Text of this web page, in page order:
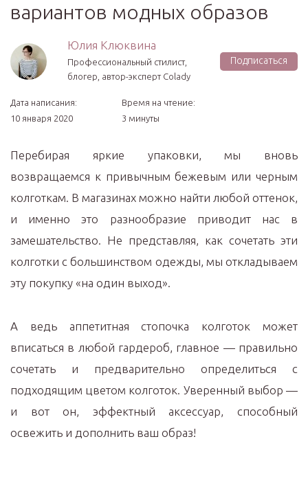
вариантов модных образов
Юлия Клюквина
Профессиональный стилист,
блогер, автор-эксперт Colady
Подписаться
Дата написания:
10 января 2020
Время на чтение:
3 минуты
Перебирая яркие упаковки, мы вновь
возвращаемся к привычным бежевым или черным
колготкам. В магазинах можно найти любой оттенок,
и именно это разнообразие приводит нас в
замешательство. Не представляя, как сочетать эти
колготки с большинством одежды, мы откладываем
эту покупку «на один выход».
А ведь аппетитная стопочка колготок может
вписаться в любой гардероб, главное — правильно
сочетать и предварительно определиться с
подходящим цветом колготок. Уверенный выбор —
и вот он, эффектный аксессуар, способный
освежить и дополнить ваш образ!